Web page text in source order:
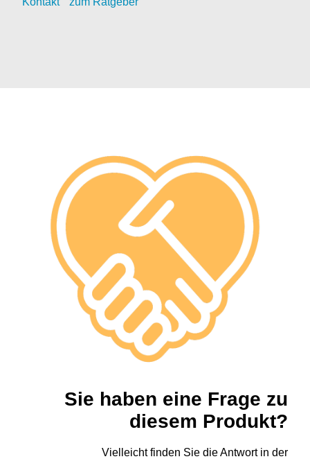
Sie haben eine Frage zu
diesem Produkt?
Vielleicht finden Sie die Antwort in der